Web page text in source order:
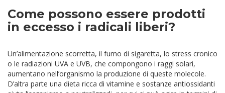
Come possono essere prodotti
in eccesso i radicali liberi?
Un’alimentazione scorretta, il fumo di sigaretta, lo stress cronico
o le radiazioni UVA e UVB, che compongono i raggi solari,
aumentano nell’organismo la produzione di queste molecole.
D’altra parte una dieta ricca di vitamine e sostanze antiossidanti